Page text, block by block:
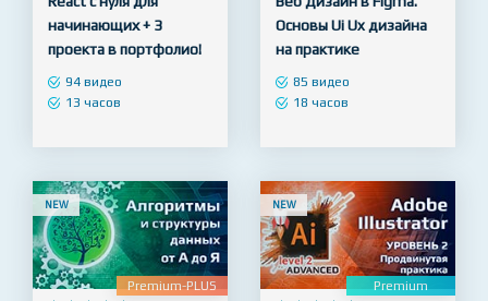
Premium-PLUS
    
     5
React с нуля для
начинающих + 3
проекта в портфолио!
Premium-PLUS
    
     5
Веб Дизайн в Figma.
Основы Ui Ux дизайна
на практике
NEW NEW